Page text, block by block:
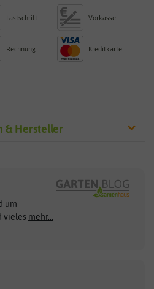
Lastschrift Vorkasse
Rechnung Kreditkarte
& Hersteller
Clever Pots
COMPO
um
vieles mehr...